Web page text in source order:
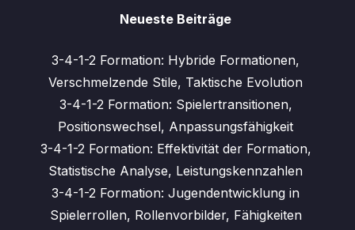
Neueste Beiträge
3-4-1-2 Formation: Hybride Formationen,
Verschmelzende Stile, Taktische Evolution
3-4-1-2 Formation: Spielertransitionen,
Positionswechsel, Anpassungsfähigkeit
3-4-1-2 Formation: Effektivität der Formation,
Statistische Analyse, Leistungskennzahlen
3-4-1-2 Formation: Jugendentwicklung in
Spielerrollen, Rollenvorbilder, Fähigkeiten